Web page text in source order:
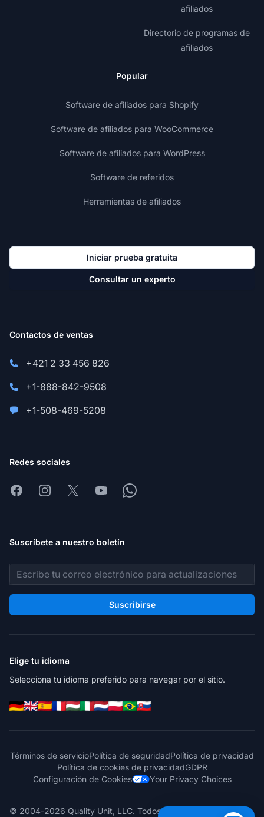
afiliados
Directorio de programas de
afiliados
Popular
Software de afiliados para Shopify
Software de afiliados para WooCommerce
Software de afiliados para WordPress
Software de referidos
Herramientas de afiliados
Iniciar prueba gratuita
Consultar un experto
Contactos de ventas
+421 2 33 456 826
+1-888-842-9508
+1-508-469-5208
Redes sociales
FacebookInstagram
X YoutubeWhatsapp
Suscríbete a nuestro boletín
Dirección de correo electrónico
Suscribirse
Elige tu idioma
Selecciona tu idioma preferido para navegar por el sitio.
Términos de servicioPolítica de seguridadPolítica de privacidad
Política de cookies de privacidadGDPR
Configuración de Cookies
Your Privacy Choices
© 2004-2026 Quality Unit, LLC. Todos los derechos